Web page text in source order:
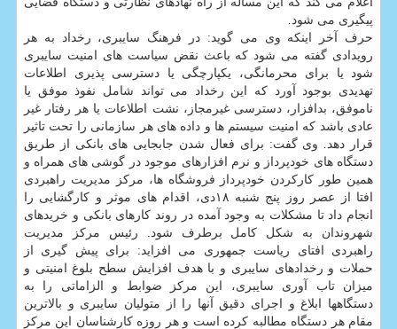
پیگیری می شود.
حرف آخر اینکه وی می گوید: در فرهنگ سایبری، رخداد به هر
رویدادی گفته می شود که باعث نقض سیاست های امنیت سایبری
شود یا برای محرمانگی، یکپارچگی یا دسترسی پذیری اطلاعات
تهدیدی بوجود آورد که این رخداد می تواند شامل نفوذ موفق یا
ناموفق، بدافزار، دسترسی غیرمجاز، نشت اطلاعات یا هر رفتار غیر
عادی باشد که امنیت سیستم ها و داده های هر سازمانی را تحت تاثیر
قرار دهد. وی گفت: برای فعال شدن جابجایی های بانکی از طریق
دستگاه های خودپرداز و نرم افزارهای موجود در گوشی های همراه و
همین طور کارکردن خودپرداز فروشگاه ها، مرکز مدیریت راهبردی
افتا از عصر روز پنج شنبه ۱۸دی، اقدام های موثر و کارگشایی را
انجام داد تا مشکلات به وجود آمده در روند کارهای بانکی و خریدهای
شهروندان به شکل کامل برطرف شود. رئیس مرکز مدیریت
راهبردی افتای ریاست جمهوری می افزاید: برای پیش گیری از
حملات و رخدادهای سایبری و با هدف افزایش سطح بلوغ امنیتی و
میزان تاب آوری سایبری، این مرکز ضوابط و الزاماتی را به
دستگاهها ابلاغ و اجرای دقیق آنها را از متولیان سایبری و بالاترین
مقام هر دستگاه مطالبه کرده است و هر روزه کارشناسان این مرکز